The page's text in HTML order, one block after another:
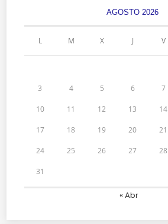
AGOSTO 2026
L M X J V
3 4 5 6 7
10 11 12 13 14
17 18 19 20 21
24 25 26 27 28
31
« Abr